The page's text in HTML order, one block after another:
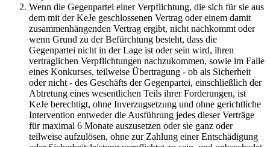
Wenn die Gegenpartei einer Verpflichtung, die sich für sie aus
dem mit der KeJe geschlossenen Vertrag oder einem damit
zusammenhängenden Vertrag ergibt, nicht nachkommt oder
wenn Grund zu der Befürchtung besteht, dass die
Gegenpartei nicht in der Lage ist oder sein wird, ihren
vertraglichen Verpflichtungen nachzukommen, sowie im Falle
eines Konkurses, teilweise Übertragung - ob als Sicherheit
oder nicht - des Geschäfts der Gegenpartei, einschließlich der
Abtretung eines wesentlichen Teils ihrer Forderungen, ist
KeJe berechtigt, ohne Inverzugsetzung und ohne gerichtliche
Intervention entweder die Ausführung jedes dieser Verträge
für maximal 6 Monate auszusetzen oder sie ganz oder
teilweise aufzulösen, ohne zur Zahlung einer Entschädigung